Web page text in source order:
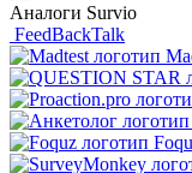
Аналоги Survio
FeedBackTalk